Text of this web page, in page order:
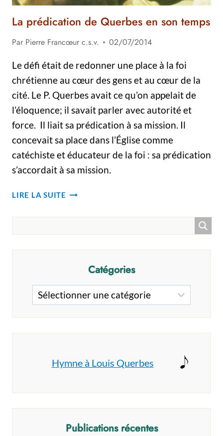
La prédication de Querbes en son temps
Par Pierre Francœur c.s.v.
02/07/2014
Le défi était de redonner une place à la foi
chrétienne au cœur des gens et au cœur de la
cité. Le P. Querbes avait ce qu’on appelait de
l’éloquence; il savait parler avec autorité et
force. Il liait sa prédication à sa mission. Il
concevait sa place dans l’Église comme
catéchiste et éducateur de la foi : sa prédication
s’accordait à sa mission.
LIRE LA SUITE LA
TEMPSCatégories
Catégories
Hymne à Louis Querbes
Publications récentes